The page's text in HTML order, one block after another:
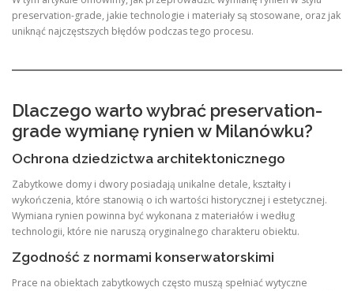
preservation-grade, jakie technologie i materiały są stosowane, oraz jak
uniknąć najczęstszych błędów podczas tego procesu.
Dlaczego warto wybrać preservation-
grade wymianę rynien w Milanówku?
Ochrona dziedzictwa architektonicznego
Zabytkowe domy i dwory posiadają unikalne detale, kształty i
wykończenia, które stanowią o ich wartości historycznej i estetycznej.
Wymiana rynien powinna być wykonana z materiałów i według
technologii, które nie naruszą oryginalnego charakteru obiektu.
Zgodność z normami konserwatorskimi
Prace na obiektach zabytkowych często muszą spełniać wytyczne